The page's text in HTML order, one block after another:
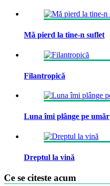
Mă pierd la tine-n suflet
Filantropică
Luna îmi plânge pe umăr
Dreptul la vină
Ce se citeste acum